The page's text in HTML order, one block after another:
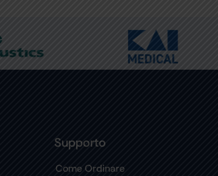
Supporto
Come Ordinare